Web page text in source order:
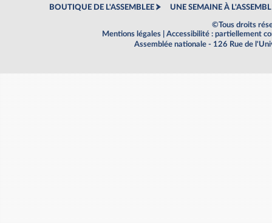
BOUTIQUE DE L'ASSEMBLEE UNE SEMAINE À
©Tous droits
Mentions légales
Accessibilité : partiellement
Assemblée nationale - 126 Rue de